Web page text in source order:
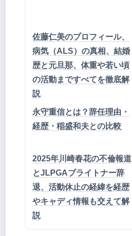
佐藤仁美のプロフィール、
病気（ALS）の真相、結婚
歴と元旦那、体重や若い頃
の活動まですべてを徹底解
説
永守重信とは？辞任理由・
経歴・稲盛和夫との比較
2025年川崎春花の不倫報道
とJLPGAブライトナー辞
退、活動休止の経緯を経歴
やキャディ情報も交えて解
説